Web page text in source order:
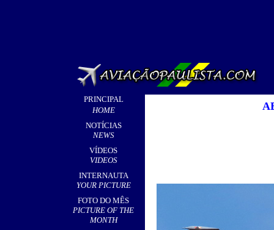
PRINCIPAL
HOME
NOTÍCIAS
NEWS
VÍDEOS
VIDEOS
INTERNAUTA
YOUR PICTURE
FOTO DO MÊS
PICTURE OF THE
MONTH